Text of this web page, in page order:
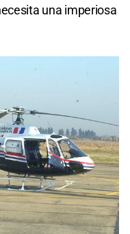
una imperiosa